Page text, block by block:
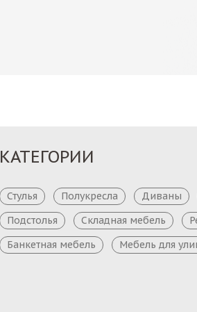
КАТЕГОРИИ
Стулья Полукресла Диваны
Подстолья
Складная мебель
Банкетная мебель
Мебель для